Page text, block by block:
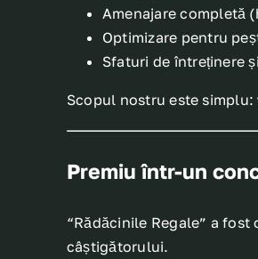
Amenajare completă
Optimizare pentru
Sfaturi de întreținere
Scopul nostru este simplu:
Premiu într-un
“Rădăcinile Regale” a fost
câștigătorului.